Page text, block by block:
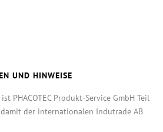
UND HINWEISE
PHACOTEC Produkt-Service GmbH Teil
damit der internationalen Indutrade AB